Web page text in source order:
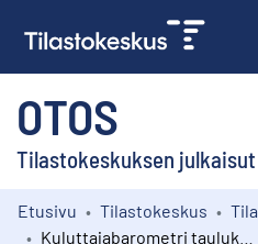
OTOS
Tilastokeskuksen
Kokoelmat
Etusivu Tilastokeskus